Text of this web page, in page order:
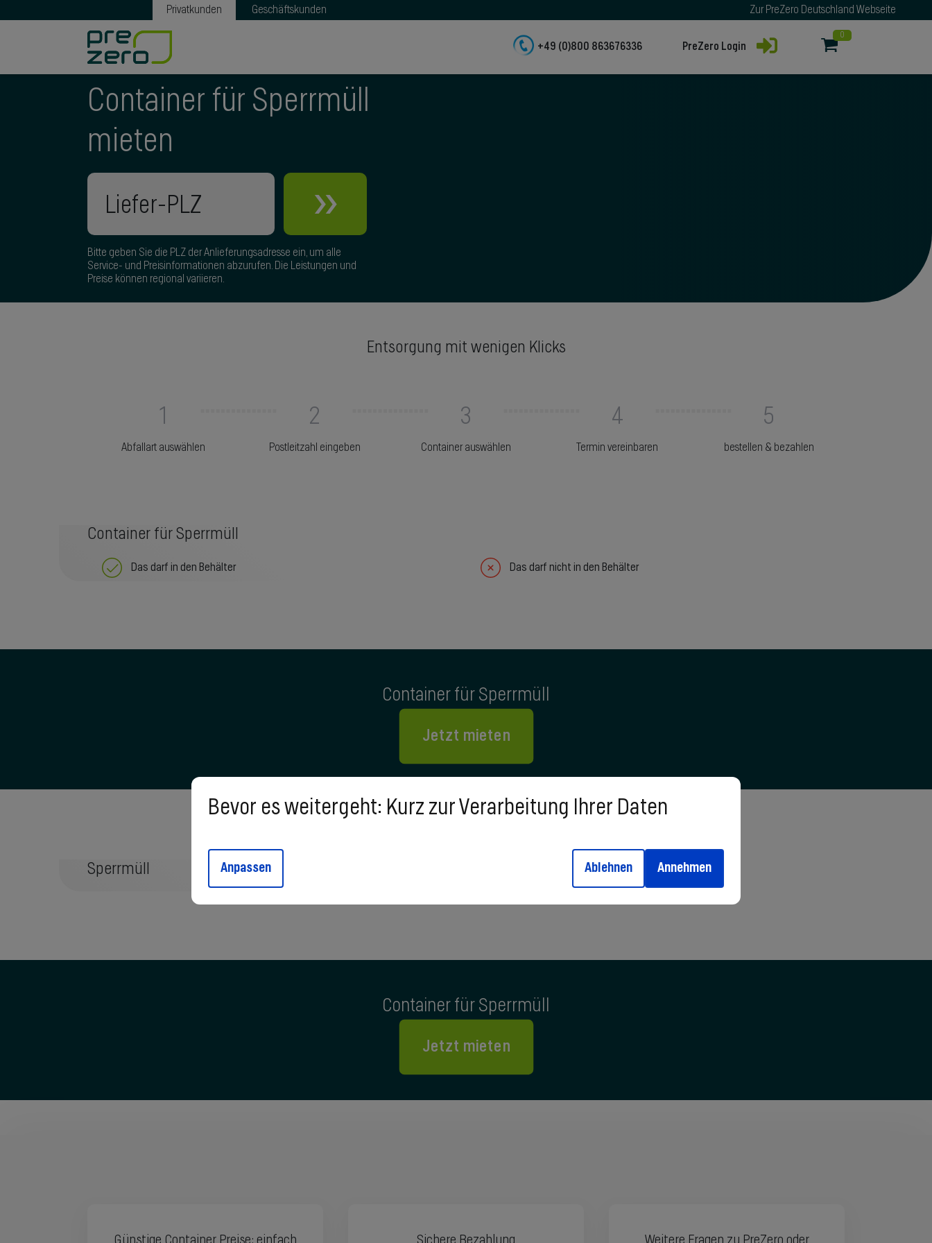
Bevor es weitergeht: Kurz zur Verarbeitung Ihrer Daten
Anpassen Ablehnen Annehmen
Privatkunden Geschäftskunden Zur PreZero Deutschland Webseite
+49 (0)800 863676336 PreZero Login
0
Container für Sperrmüll
mieten
»
Bitte geben Sie die PLZ der Anlieferungsadresse ein, um alle
Service- und Preisinformationen abzurufen. Die Leistungen und
Preise können regional variieren.
Entsorgung mit wenigen Klicks
1
Abfallart auswählen
2
Postleitzahl eingeben
3
Container auswählen
4
Termin vereinbaren
5
bestellen & bezahlen
Container für Sperrmüll
Das darf in den Behälter Das darf nicht in den Behälter
Container für Sperrmüll
Jetzt mieten
Sperrmüll
Container für Sperrmüll
Jetzt mieten
Günstige Container Preise: einfach Sichere Bezahlung Weitere Fragen zu PreZero oder